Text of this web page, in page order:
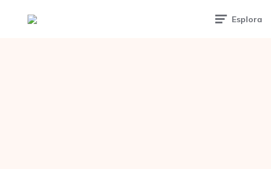
Tattoomuse.it Esplora